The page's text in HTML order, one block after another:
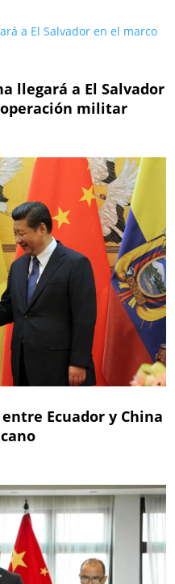
llegará a El Salvador
militar
Ecuador y China